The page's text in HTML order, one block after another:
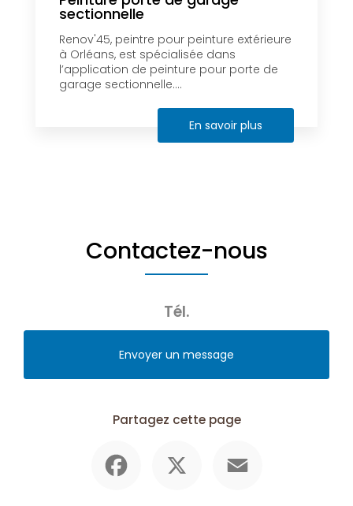
sectionnelle
Renov'45, peintre pour peinture extérieure
à Orléans, est spécialisée dans
l’application de peinture pour porte de
garage sectionnelle....
En savoir plus
Contactez-nous
Tél.
Envoyer un message
Partagez cette page